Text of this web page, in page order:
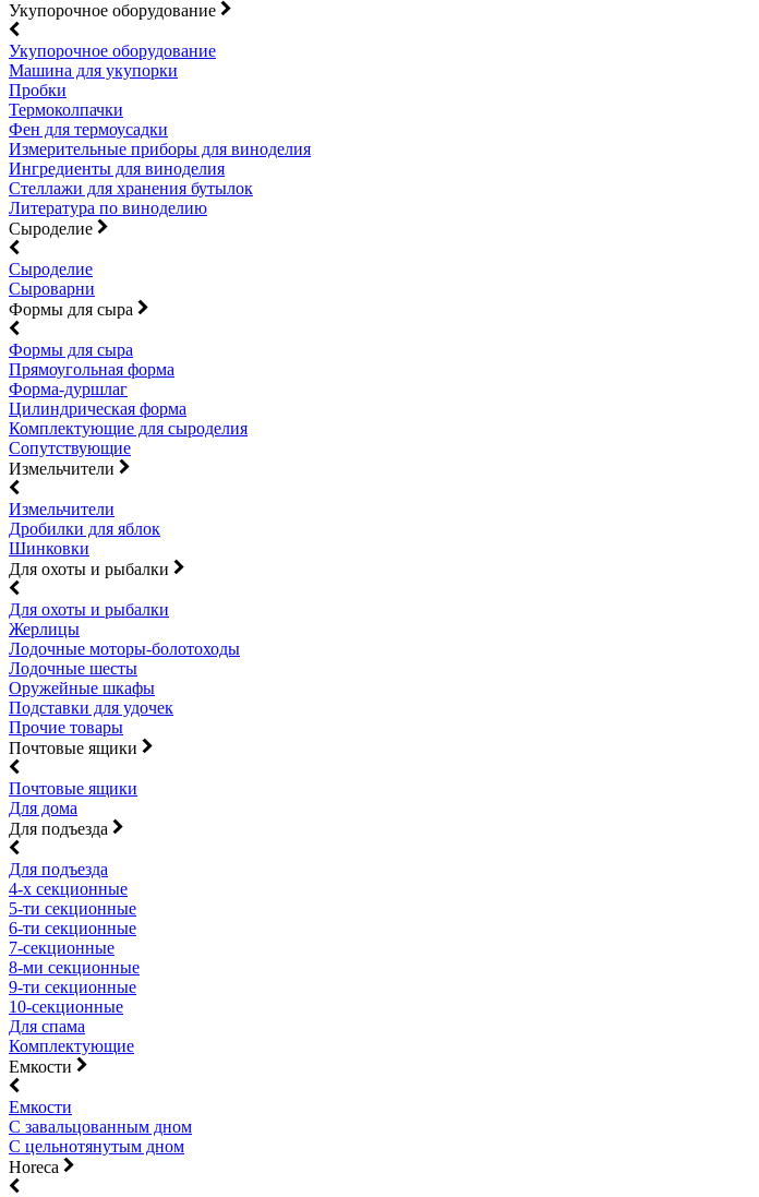
Укупорочное оборудование
Укупорочное оборудование
Машина для укупорки
Пробки
Термоколпачки
Фен для термоусадки
Измерительные приборы для виноделия
Ингредиенты для виноделия
Стеллажи для хранения бутылок
Литература по виноделию
Сыроделие
Сыроделие
Сыроварни
Формы для сыра
Формы для сыра
Прямоугольная форма
Форма-дуршлаг
Цилиндрическая форма
Комплектующие для сыроделия
Сопутствующие
Измельчители
Измельчители
Дробилки для яблок
Шинковки
Для охоты и рыбалки
Для охоты и рыбалки
Жерлицы
Лодочные моторы-болотоходы
Лодочные шесты
Оружейные шкафы
Подставки для удочек
Прочие товары
Почтовые ящики
Почтовые ящики
Для дома
Для подъезда
Для подъезда
4-х секционные
5-ти секционные
6-ти секционные
7-секционные
8-ми секционные
9-ти секционные
10-секционные
Для спама
Комплектующие
Емкости
Емкости
С завальцованным дном
С цельнотянутым дном
Horeca